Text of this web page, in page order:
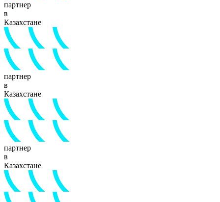
партнер
в
Казахстане
партнер
в
Казахстане
партнер
в
Казахстане